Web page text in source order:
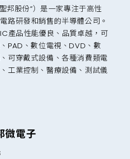
邦股份”）是一家專注于高性
路研發和銷售的半導體公司。
產品性能優良、品質卓越，可
PAD、數位電視、DVD、數
可穿戴式設備、各種消費類電
工業控制、醫療設備、測試儀
微電子